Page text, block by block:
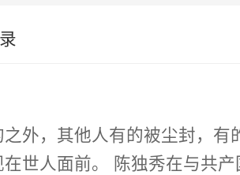
外，其他人有的被尘封，
部的一系列矛盾冲突